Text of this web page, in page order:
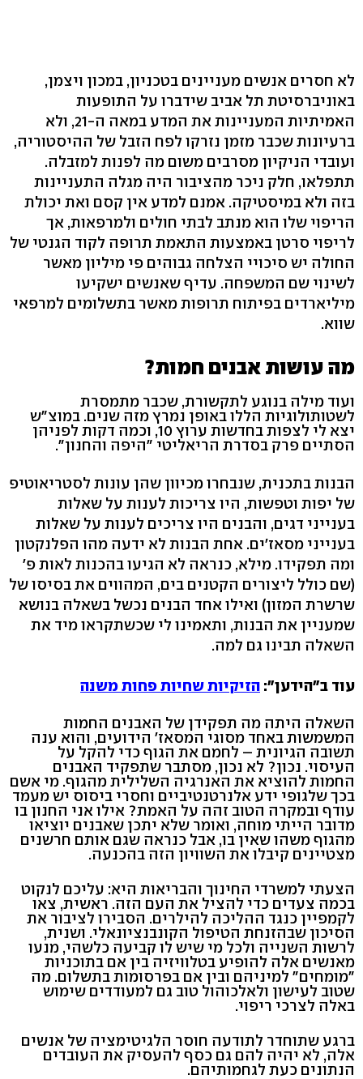
לא חסרים אנשים מעניינים בטכניון, במכון ויצמן,
באוניברסיטת תל אביב שידברו על התופעות
האמיתיות המעניינות את המדע במאה ה-21, ולא
ברעיונות שכבר מזמן נזרקו לפח הזבל של ההיסטוריה,
ועובדי הניקיון מסרבים משום מה לפנות למזבלה.
תתפלאו, חלק ניכר מהציבור היה מגלה התעניינות
בזה ולא במיסטיקה. אמנם למדע אין קסם ואת יכולת
הריפוי שלו הוא מנתב לבתי חולים ולמרפאות, אך
לריפוי סרטן באמצעות התאמת תרופה לקוד הגנטי של
החולה יש סיכויי הצלחה גבוהים פי מיליון מאשר
לשינוי שם המשפחה. עדיף שאנשים ישקיעו
מיליארדים בפיתוח תרופות מאשר בתשלומים למרפאי
שווא.
מה עושות אבנים חמות?
ועוד מילה בנוגע לתקשורת, שכבר מתמסרת
לשטותולוגיות הללו באופן נמרץ מזה שנים. במוצ"ש
יצא לי לצפות בחדשות ערוץ 10, וכמה דקות לפניהן
הסתיים פרק בסדרת הריאליטי "היפה והחנון".
הבנות בתכנית, שנבחרו מכיוון שהן עונות לסטריאוטיפ
של יפות וטפשות, היו צריכות לענות על שאלות
בענייני דגים, והבנים היו צריכים לענות על שאלות
בענייני מסאז'ים. אחת הבנות לא ידעה מהו הפלנקטון
ומה תפקידו. מילא, כנראה לא הגיעו בהכנות לאות פ'
(שם כולל ליצורים הקטנים בים, המהווים את בסיסו של
שרשרת המזון) ואילו אחד הבנים נכשל בשאלה בנושא
שמעניין את הבנות, ותאמינו לי שכשתקראו מיד את
השאלה תבינו גם למה.
עוד ב"הידען": הזיקיות שחיות פחות משנה
השאלה היתה מה תפקידן של האבנים החמות
המשמשות באחד מסוגי המסאז' הידועים, והוא ענה
תשובה הגיונית – לחמם את הגוף כדי להקל על
העיסוי. נכון? לא נכון, מסתבר שתפקיד האבנים
החמות להוציא את האנרגיה השלילית מהגוף. מי אשם
בכך שלגופי ידע אלנרטנטיביים וחסרי ביסוס יש מעמד
עודף ובמקרה הטוב זהה על האמת? אילו אני החנון בו
מדובר הייתי מוחה, ואומר שלא יתכן שאבנים יוציאו
מהגוף משהו שאין בו, אבל כנראה שגם אותם חרשנים
מצטיינים קיבלו את השוויון הזה בהכנעה.
הצעתי למשרדי החינוך והבריאות היא: עליכם לנקוט
בכמה צעדים כדי להציל את העם הזה. ראשית, צאו
לקמפיין כנגד ההליכה להילרים. הסבירו לציבור את
הסיכון שבהזנחת הטיפול הקונבנציונאלי. ושנית,
לרשות השנייה ולכל מי שיש לו קביעה כלשהי, מנעו
מאנשים אלה להופיע בטלוויזיה בין אם בתוכניות
"מומחים" למיניהם ובין אם בפרסומות בתשלום. מה
שטוב לעישון ולאלכוהול טוב גם למעודדים שימוש
באלה לצרכי ריפוי.
ברגע שתוחדר לתודעה חוסר הלגיטימציה של אנשים
אלה, לא יהיה להם גם כסף להעסיק את העובדים
הנתונים כעת לגחמותיהם.